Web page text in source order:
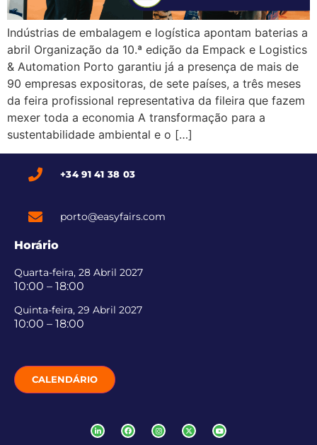
Indústrias de embalagem e logística apontam baterias a
abril Organização da 10.ª edição da Empack e Logistics
& Automation Porto garantiu já a presença de mais de
90 empresas expositoras, de sete países, a três meses
da feira profissional representativa da fileira que fazem
mexer toda a economia A transformação para a
sustentabilidade ambiental e o […]
+34 91 41 38 03
porto@easyfairs.com
Horário
Quarta-feira, 28 Abril 2027
10:00 – 18:00
Quinta-feira, 29 Abril 2027
10:00 – 18:00
CALENDÁRIO